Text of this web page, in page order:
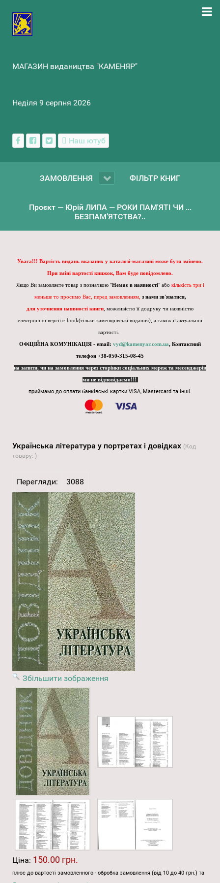
МАГАЗИН видаництва "КАМЕНЯР"
Неділя 9 серпня 2026
Наш ютуб
ЗАМОВЛЕННЯ ФІЛЬТР КНИГ
Проєкт — Юрій ЛИПА — РОКИ ПАМ'ЯТІ ЧИ ...
БЕЗПАМ’ЯТСТВА?..
Увага!!! Вартість видань вказаних у каталозі-магазині може бути змінено.
При зміні вартості книжок, Вам буде повідомлено.
Якщо Ви замовляєте товар з позначкою "Немає в наявності" або кількість три і
меньше то просимо Вас, перед замовленням, з нами зв'язатися,
для уточнення наявності книги , можливістю її додруку чи наявністю
електронної версії e-book(тільки каменярівські видання), а також її актуальної
вартості.
ОФіЦІЙНА КОМУНІКАЦІЯ - email: vyd@kamenyar.com.ua, Контактний
телефон +38-050-315-08-45
на запити, чи на замовлення через сторінки соціальних мереж та месенджерів
ми не відповідаємо!!!
приймамо до оплати банківські картки VISA, Mastercard та інші.
Українська література у портретах і довідках (Код
товару: )
Перегляди: 3088
Збільшити зображення
Ціна: 150.00 грн.
плюс до вартості замовленного - обробка замовлення (від 10 до 40 грн.) та